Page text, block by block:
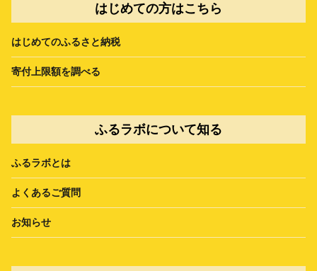
はじめての方はこちら
はじめてのふるさと納税
寄付上限額を調べる
ふるラボについて知る
ふるラボとは
よくあるご質問
お知らせ